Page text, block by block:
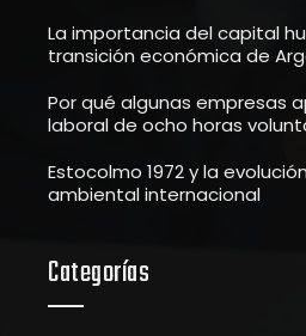
La importancia del capital
transición económica de
Por qué algunas empresas
laboral de ocho horas
Estocolmo 1972 y la
ambiental internacional
Categorías